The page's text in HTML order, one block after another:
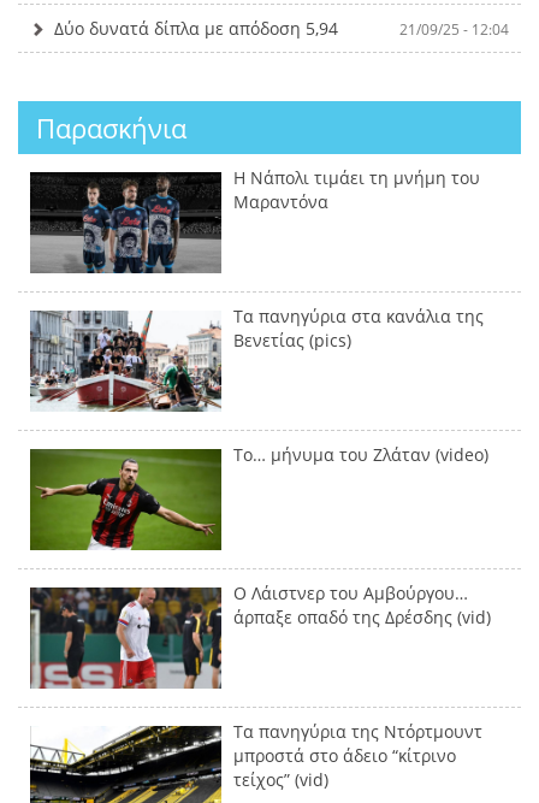
Δύο δυνατά δίπλα με απόδοση 5,94 21/09/25 - 12:04
Παρασκήνια
Η Νάπολι τιμάει τη μνήμη του
Μαραντόνα
Τα πανηγύρια στα κανάλια της
Βενετίας (pics)
Το… μήνυμα του Ζλάταν (video)
Ο Λάιστνερ του Αμβούργου…
άρπαξε οπαδό της Δρέσδης (vid)
Τα πανηγύρια της Ντόρτμουντ
μπροστά στο άδειο “κίτρινο
τείχος” (vid)